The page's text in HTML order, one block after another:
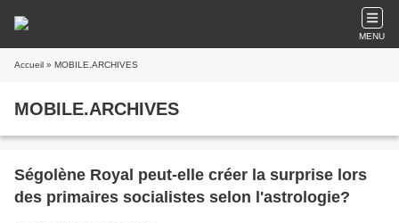
MENU
Accueil » MOBILE.ARCHIVES
MOBILE.ARCHIVES
Ségolène Royal peut-elle créer la surprise lors
des primaires socialistes selon l'astrologie?